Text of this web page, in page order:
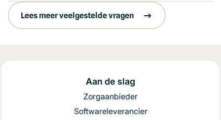
Lees meer veelgestelde vragen
Aan de slag
Zorgaanbieder
Softwareleverancier